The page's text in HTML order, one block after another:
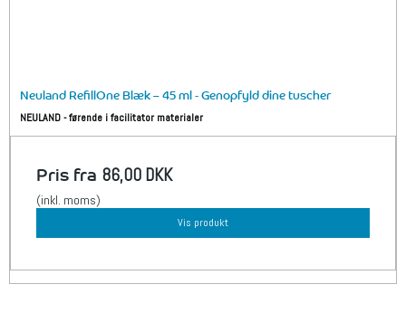
Neuland RefillOne Blæk – 45 ml - Genopfyld dine tuscher
NEULAND - førende i facilitator materialer
Pris fra 86,00 DKK
(inkl. moms)
Vis produkt